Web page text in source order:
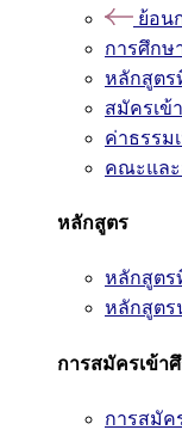
ย้อน
การศึกษ
หลักสูตร
สมัครเข้
ค่าธรรม
คณะแล
หลักสูตร
หลักสูตร
หลักสูตร
การสมัครเข้า
การสมั